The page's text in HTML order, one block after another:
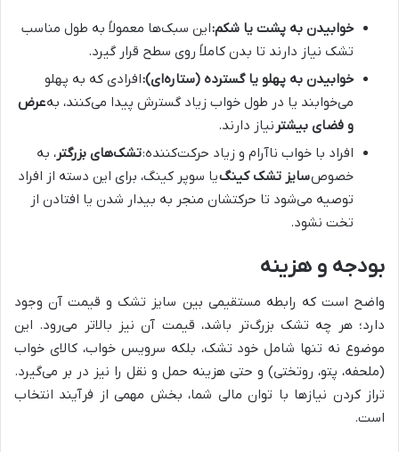
خوابیدن به پشت یا شکم:این سبک‌ها معمولاً به طول مناسب
تشک نیاز دارند تا بدن کاملاً روی سطح قرار گیرد.
خوابیدن به پهلو یا گسترده (ستاره‌ای):افرادی که به پهلو
می‌خوابند یا در طول خواب زیاد گسترش پیدا می‌کنند، بهعرض
و فضای بیشتر نیاز دارند.
افراد با خواب ناآرام و زیاد حرکت‌کننده:تشک‌های بزرگتر، به
خصوصسایز تشک کینگیا سوپر کینگ، برای این دسته از افراد
توصیه می‌شود تا حرکتشان منجر به بیدار شدن یا افتادن از
تخت نشود.
بودجه و هزینه
واضح است که رابطه مستقیمی بین سایز تشک و قیمت آن وجود
دارد؛ هر چه تشک بزرگ‌تر باشد، قیمت آن نیز بالاتر می‌رود. این
موضوع نه تنها شامل خود تشک، بلکه سرویس خواب، کالای خواب
(ملحفه، پتو، روتختی) و حتی هزینه حمل و نقل را نیز در بر می‌گیرد.
تراز کردن نیازها با توان مالی شما، بخش مهمی از فرآیند انتخاب
است.